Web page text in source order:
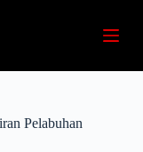
Pelabuhan